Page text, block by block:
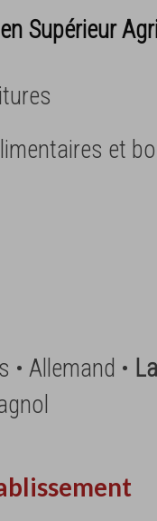
Supérieur
et
• Allemand •